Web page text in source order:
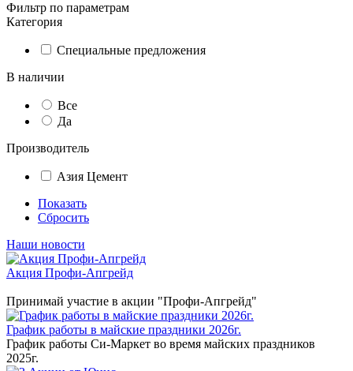
Фильтр по параметрам
Категория
Специальные предложения
В наличии
Все
Да
Производитель
Азия Цемент
Показать
Сбросить
Наши новости
Акция Профи-Апгрейд
Принимай участие в акции "Профи-Апгрейд"
График работы в майские праздники 2026г.
График работы Си-Маркет во время майских праздников
2025г.